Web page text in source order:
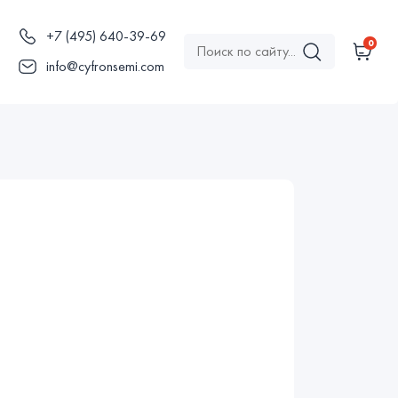
+7 (495) 640-39-69
info@cyfronsemi.com
0